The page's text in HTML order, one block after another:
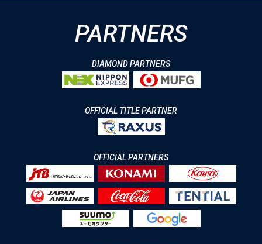
PARTNERS
DIAMOND PARTNERS
OFFICIAL TITLE PARTNER
OFFICIAL PARTNERS